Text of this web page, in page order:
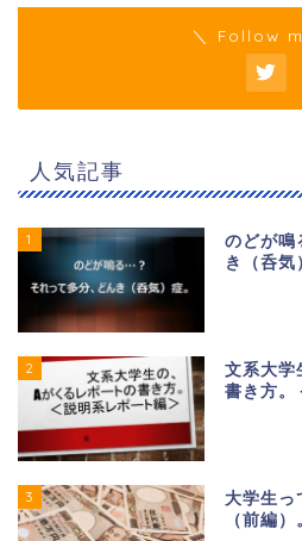
＼ Follow
人気記事
1
のどが
き（呑気
2
文系大学
書き方。
3
大学生っ
（前編）